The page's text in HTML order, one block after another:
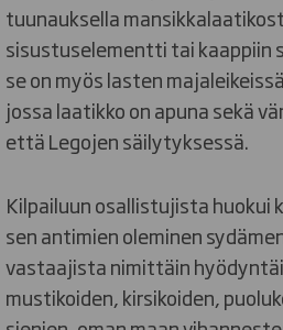
tuunauksella
sisustuselementti tai kaappiin
se on myös lasten
jossa laatikko on apuna sekä
että Legojen säilytyksessä.
Kilpailuun osallistujista huokui
sen antimien oleminen
vastaajista nimittäin
mustikoiden, kirsikoiden,